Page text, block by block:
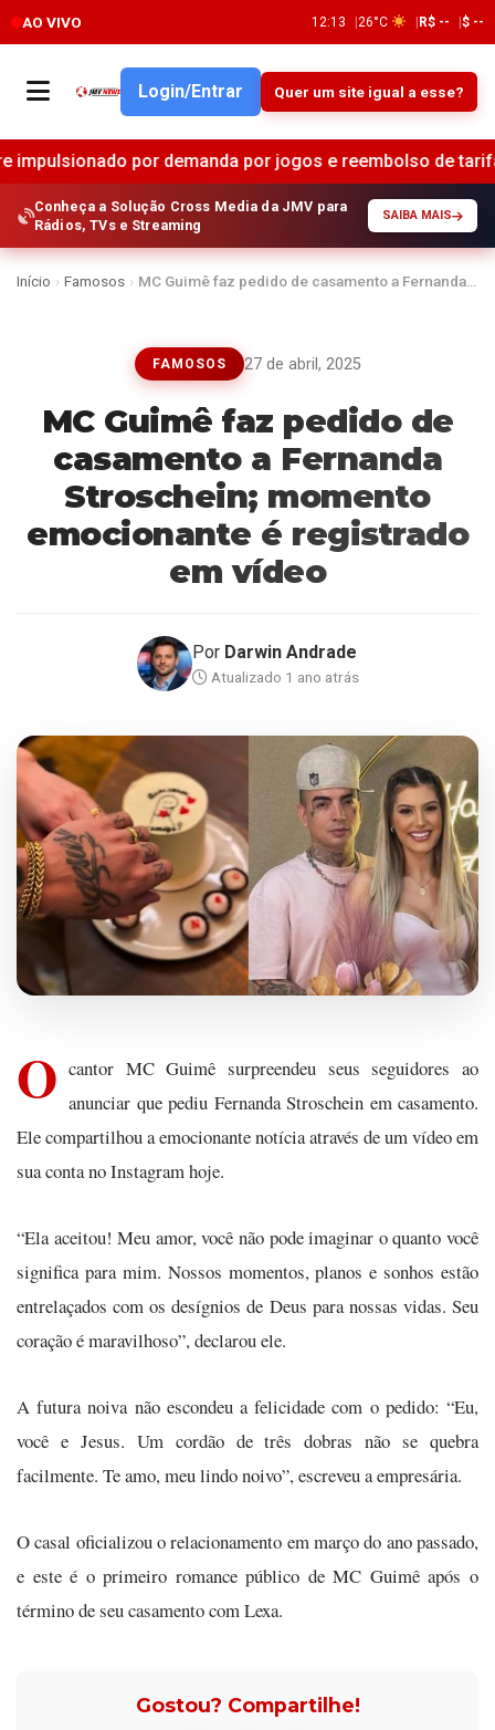
AO VIVO 12:13 26°C R$ -- $ --
Login/Entrar Quer um site igual a esse?
por demanda por jogos e reembolso de tarifas •
Conheça a Solução Cross Media da JMV para
Rádios, TVs e Streaming
SAIBA MAIS
Início › Famosos › MC Guimê faz pedido de casamento a Fernanda…
FAMOSOS 27 de abril, 2025
MC Guimê faz pedido de
casamento a Fernanda
Stroschein; momento
emocionante é registrado
em vídeo
Por Darwin Andrade
Atualizado 1 ano atrás
O cantor MC Guimê surpreendeu seus seguidores ao
anunciar que pediu Fernanda Stroschein em casamento.
Ele compartilhou a emocionante notícia através de um vídeo em
sua conta no Instagram hoje.
“Ela aceitou! Meu amor, você não pode imaginar o quanto você
significa para mim. Nossos momentos, planos e sonhos estão
entrelaçados com os desígnios de Deus para nossas vidas. Seu
coração é maravilhoso”, declarou ele.
A futura noiva não escondeu a felicidade com o pedido: “Eu,
você e Jesus. Um cordão de três dobras não se quebra
facilmente. Te amo, meu lindo noivo”, escreveu a empresária.
O casal oficializou o relacionamento em março do ano passado,
e este é o primeiro romance público de MC Guimê após o
término de seu casamento com Lexa.
Gostou? Compartilhe!